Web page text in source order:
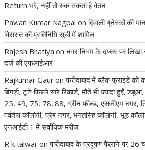
Return भरें, नहीं तो रुक सकता है वेतन
Pawan Kumar Nagpal onदिवाली यूनेस्को की
विरासत की प्रतिनिधि सूची में शामिल
Rajesh Bhatiya onनगर निगम के दफ्तर पर लिखा
दर्ज की एफआईआर
Rajkumar Gaur onफरीदाबाद में ब्लैक फ्राइडे को
बिगड़ी, टूटे पिछले सारे रिकार्ड, मौतें भी ज्यादा हुईं,
25, 49, 75, 78, 88, ग्रीन फील्ड, एसजीएम नगर,
पर्वतीय कॉलोनी, प्रेम नगर, भगतसिंह कॉलोनी, भूड़
एनआईटी 1 में सर्वाधिक मरीज
R k talwar onफरीदाबाद के प्रदूषण फैलाने पर 26